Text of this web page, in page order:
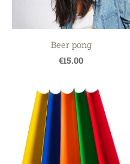
Beer pong
€15.00